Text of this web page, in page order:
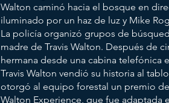
Walton caminó hacia el bosque en
iluminado por un haz de luz y Mike
La policía organizó grupos de
madre de Travis Walton. Después de
hermana desde una cabina telefónica
Travis Walton vendió su historia al
otorgó al equipo forestal un premio de
Walton Experience, que fue adaptada